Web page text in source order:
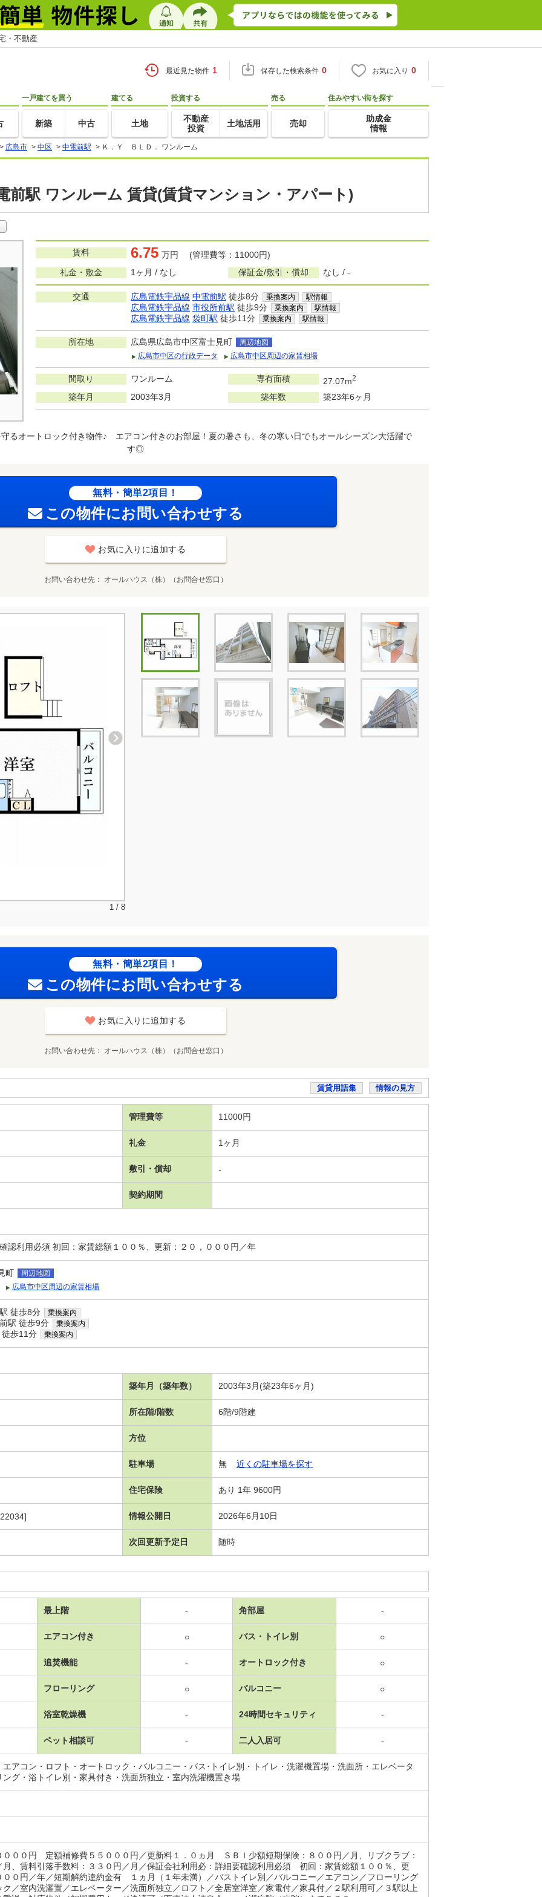
・不動産
最近見た物件 1 保存した検索条件 0 お気に入り 0
一戸建てを買う
新築 中古
建てる
土地
投資する
不動産
投資
土地活用
売る
売却
住みやすい街を探す
助成金
情報
> 広島市 > 中区 > 中電前駅 > Ｋ．Ｙ ＢＬＤ． ワンルーム
駅 ワンルーム 賃貸(賃貸マンション・アパート)
賃料 6.75 万円 (管理費等：11000円)
礼金・敷金
1ヶ月 / なし 保証金/敷引・償却 なし / -
交通 広島電鉄宇品線 中電前駅 徒歩8分 乗換案内 駅情報
広島電鉄宇品線 市役所前駅 徒歩9分 乗換案内 駅情報
広島電鉄宇品線 袋町駅 徒歩11分 乗換案内 駅情報
所在地 広島県広島市中区富士見町
周辺地図
広島市中区の行政データ
広島市中区周辺の家賃相場
間取り ワンルーム 専有面積 27.07m2
築年月 2003年3月 築年数 築23年6ヶ月
るオートロック付き物件♪ エアコン付きのお部屋！夏の暑さも、冬の寒い日でもオールシーズン大活躍で
す◎
無料・簡単2項目！
この物件にお問い合わせする
お気に入りに追加する
お問い合わせ先 オールハウス（株）（お問合せ窓口）
1 / 8
無料・簡単2項目！
この物件にお問い合わせする
お気に入りに追加する
お問い合わせ先 オールハウス（株）（お問合せ窓口）
賃貸用語集 情報の見方
管理費等 11000円
礼金 1ヶ月
敷引・償却 -
契約期間
認利用必須 初回：家賃総額１００％、更新：２０，０００円／年
町
周辺地図
広島市中区周辺の家賃相場
徒歩8分 乗換案内
駅 徒歩9分 乗換案内
歩11分 乗換案内
築年月（築年数） 2003年3月(築23年6ヶ月)
所在階/階数 6階/9階建
方位
駐車場 無 近くの駐車場を探す
住宅保険 あり 1年 9600円
情報公開日 2026年6月10日
次回更新予定日 随時
最上階 - 角部屋 -
エアコン付き ○ バス・トイレ別 ○
追焚機能 - オートロック付き ○
フローリング ○ バルコニー ○
浴室乾燥機 - 24時間セキュリティ -
ペット相談可 - 二人入居可 -
エアコン・ロフト・オートロック・バルコニー・バス･トイレ別・トイレ・洗濯機置場・洗面所・エレベータ
ング・浴トイレ別・家具付き・洗面所独立・室内洗濯機置き場
０００円 定額補修費５５０００円／更新料１．０ヵ月 ＳＢＩ少額短期保険：８００円／月、リブクラブ：
月、賃料引落手数料：３３０円／月／保証会社利用必：詳細要確認利用必須 初回：家賃総額１００％、更
００円／年／短期解約違約金有 １ヵ月（１年未満）／バストイレ別／バルコニー／エアコン／フローリング
ク／室内洗濯置／エレベーター／洗面所独立／ロフト／全居室洋室／家電付／家具付／２駅利用可／３駅以上